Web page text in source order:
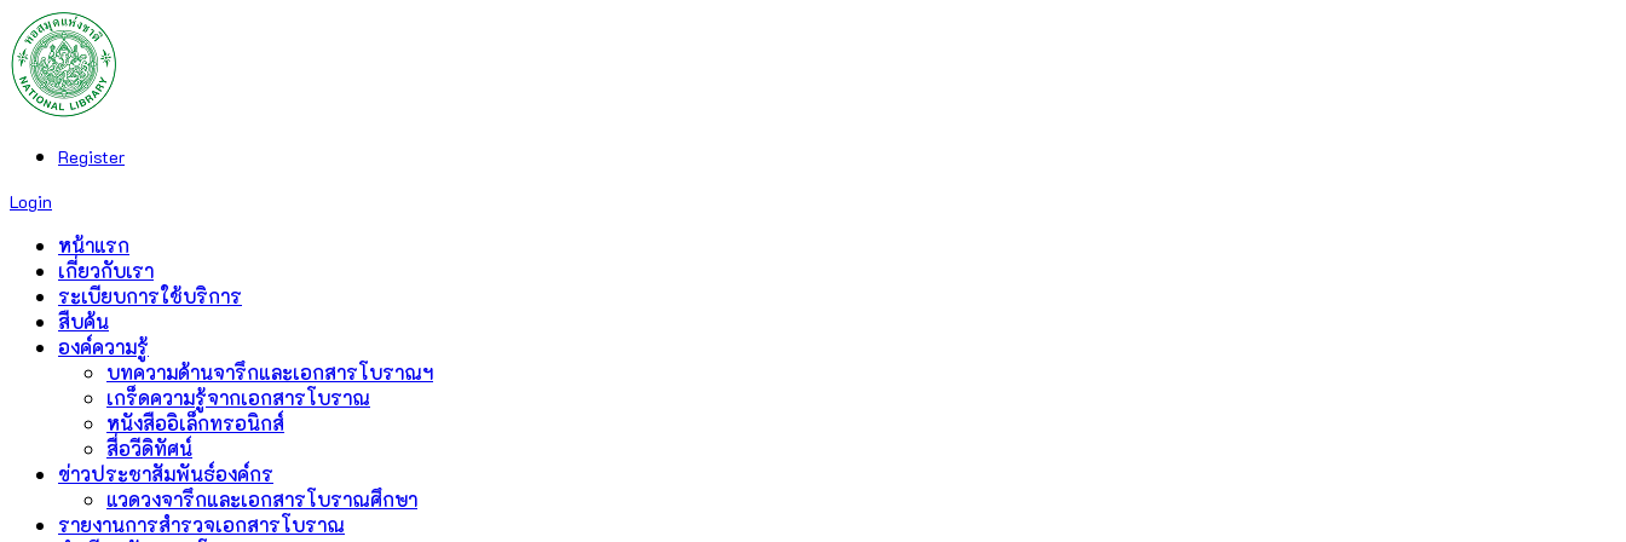
Register
Login
หน้าแรก
เกี่ยวกับเรา
ระเบียบการใช้บริการ
สืบค้น
องค์ความรู้
บทความด้านจารึกและเอกสารโบราณฯ
เกร็ดความรู้จากเอกสารโบราณ
หนังสืออิเล็กทรอนิกส์
สื่อวีดิทัศน์
ข่าวประชาสัมพันธ์องค์กร
แวดวงจารึกและเอกสารโบราณศึกษา
รายงานการสำรวจเอกสารโบราณ